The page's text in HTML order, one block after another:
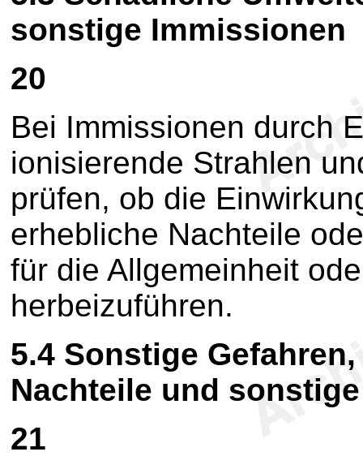
sonstige Immissionen
20
Bei Immissionen durch
ionisierende Strahlen
prüfen, ob die
erhebliche Nachteile
für die Allgemeinheit
herbeizuführen.
5.4 Sonstige
Nachteile und
21